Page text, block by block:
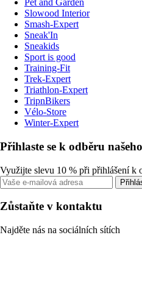
Pet and Garden
Slowood Interior
Smash-Expert
Sneak'In
Sneakids
Sport is good
Training-Fit
Trek-Expert
Triathlon-Expert
TripnBikers
Vélo-Store
Winter-Expert
Přihlaste se k odběru
Využijte slevu 10 % při přihlášení k
Zůstaňte v kontaktu
Najděte nás na sociálních sítích